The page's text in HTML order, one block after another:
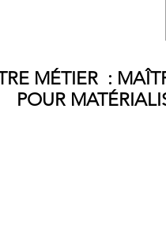
MÉTIER:
POUR